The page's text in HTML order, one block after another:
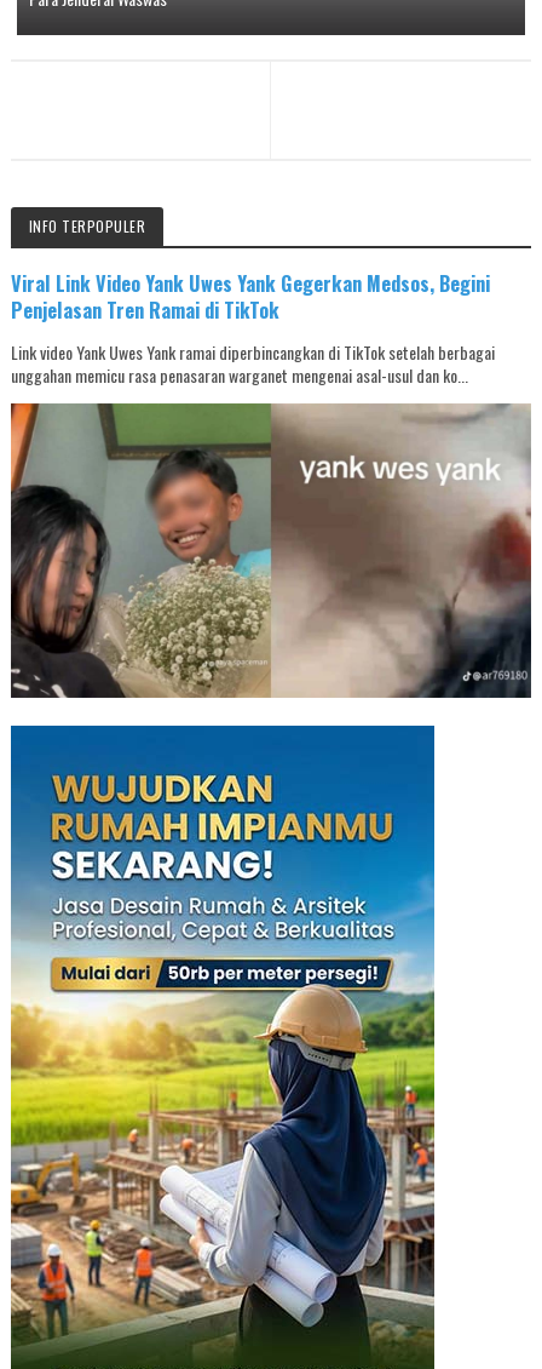
INFO TERPOPULER
Viral Link Video Yank Uwes Yank Gegerkan Medsos, Begini
Penjelasan Tren Ramai di TikTok
Link video Yank Uwes Yank ramai diperbincangkan di TikTok setelah berbagai
unggahan memicu rasa penasaran warganet mengenai asal-usul dan ko...